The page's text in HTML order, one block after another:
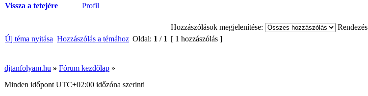
Vissza a tetejére Profil
Hozzászólások megjelenítése:
Rendezés
Új téma nyitása Hozzászólás a témához Oldal: 1 / 1 [ 1 hozzászólás ]
djtanfolyam.hu » Fórum kezdőlap »
Minden időpont UTC+02:00 időzóna szerinti